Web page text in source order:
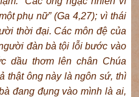
phụ nữ” (Ga 4,27); vì thái
thời đại. Các môn đệ của
đàn bà tội lỗi bước vào
dầu thơm lên chân Chúa
thật ông này là ngôn sứ, thì
đang đụng vào mình là ai,